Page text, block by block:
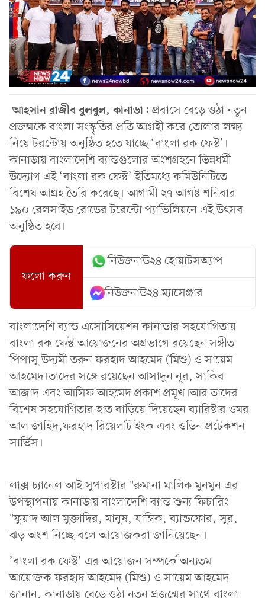
আহসান রাজীব বুলবুল, কানাডা: প্রবাসে বেড়ে ওঠা নতুন
প্রজন্মকে বাংলা সংস্কৃতির প্রতি আগ্রহী করে তোলার লক্ষ্য
নিয়ে টরন্টোয় অনুষ্ঠিত হতে যাচ্ছে ‘বাংলা রক ফেস্ট’।
কানাডায় বাংলাদেশি ব্যান্ডগুলোর অংশগ্রহনে ভিন্নধর্মী
উদ্যোগ এই ‘বাংলা রক ফেস্ট’ ইতিমধ্যে কমিউনিটিতে
বিশেষ আগ্রহ তৈরি করেছে। আগামী ২৭ আগষ্ট শনিবার
১৯০ রেলসাইড রোডের টরেন্টো প্যাভিলিয়নে এই উৎসব
অনুষ্ঠিত হবে।
ফলো করুন
নিউজনাউ২৪ হোয়াটসঅ্যাপ
নিউজনাউ২৪ ম্যাসেঞ্জার
বাংলাদেশি ব্যান্ড এসোসিয়েশন কানাডার সহযোগিতায়
বাংলা রক ফেস্ট আয়োজনের অগ্রভাগে রয়েছেন সঙ্গীত
পিপাসু উদ্যমী তরুন ফরহাদ আহমেদ (মিশু) ও সায়েম
আহমেদ।তাদের সঙ্গে রয়েছেন আসাদুন নূর, সাকিব
আজাদ এবং আসিফ আহমেদ প্রকাশ প্রমূখ।আর তাদের
বিশেষ সহযোগিতার হাত বাড়িয়ে দিয়েছেন ব্যারিষ্টার ওমর
আল জাহিদ,ফরহাদ রিয়েলটি ইংক এবং ওডিন প্রটেকশন
সার্ভিস।
লাক্স চ্যানেল আই সুপারস্টার "রুমানা মালিক মুনমুন এর
উপস্থাপনায় কানাডায় বাংলাদেশি ব্যান্ড শুন্য ফিচারিং
"ফুয়াদ আল মুক্তাদির, মানুষ, যান্ত্রিক, ব্যান্ডফোর, সুর,
ঝড় অংশ নিচ্ছে বলে আয়োজকরা জানিয়েছেন।
’বাংলা রক ফেস্ট’ এর আয়োজন সম্পর্কে অন্যতম
আয়োজক ফরহাদ আহমেদ (মিশু) ও সায়েম আহমেদ
জানান, কানাডায় বেড়ে ওঠা নতুন প্রজন্মের সাথে বাংলা